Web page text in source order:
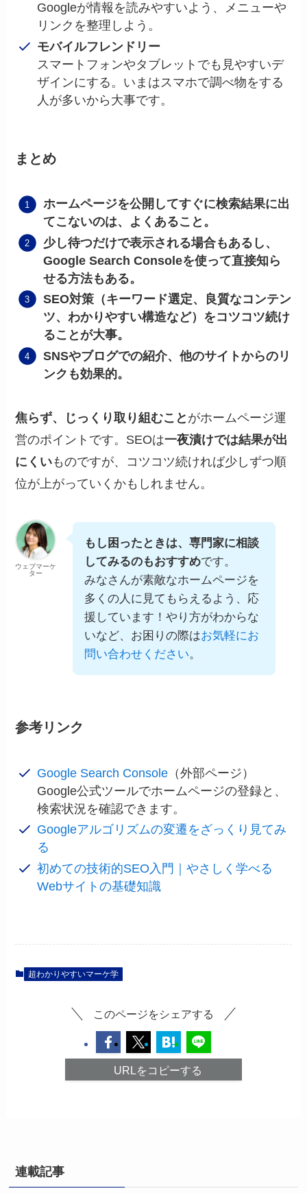
Googleが情報を読みやすいよう、メニューや
リンクを整理しよう。
モバイルフレンドリー
スマートフォンやタブレットでも見やすいデ
ザインにする。いまはスマホで調べ物をする
人が多いから大事です。
まとめ
ホームページを公開してすぐに検索結果に出
てこないのは、よくあること。
少し待つだけで表示される場合もあるし、
Google Search Consoleを使って直接知ら
せる方法もある。
SEO対策（キーワード選定、良質なコンテン
ツ、わかりやすい構造など）をコツコツ続け
ることが大事。
SNSやブログでの紹介、他のサイトからのリ
ンクも効果的。
焦らず、じっくり取り組むこと がホームページ運
営のポイントです。SEOは一夜漬けでは結果が出
にくいものですが、コツコツ続ければ少しずつ順
位が上がっていくかもしれません。
ウェブマーケ
ター
もし困ったときは、専門家に相談
してみるのもおすすめです。
みなさんが素敵なホームページを
多くの人に見てもらえるよう、応
援しています！やり方がわからな
いなど、お困りの際はお気軽にお
問い合わせください。
参考リンク
Google Search Console（外部ページ）
Google公式ツールでホームページの登録と、
検索状況を確認できます。
Googleアルゴリズムの変遷をざっくり見てみ
る
初めての技術的SEO入門｜やさしく学べる
Webサイトの基礎知識
超わかりやすいマーケ学
このページをシェアする
URLをコピーする
連載記事